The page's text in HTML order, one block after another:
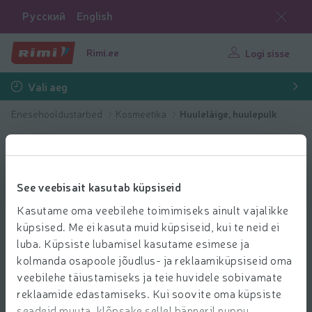
See veebisait kasutab küpsiseid
Kasutame oma veebilehe toimimiseks ainult vajalikke
küpsised. Me ei kasuta muid küpsiseid, kui te neid ei
luba. Küpsiste lubamisel kasutame esimese ja
kolmanda osapoole jõudlus- ja reklaamiküpsiseid oma
veebilehe täiustamiseks ja teie huvidele sobivamate
reklaamide edastamiseks. Kui soovite oma küpsiste
Русский English
Rimi.ee Logi sisse
Vali aeg
Enesehooldustarbed Kosmeetika Huuleläige, huulepulk